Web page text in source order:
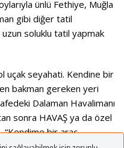
ünlü Fethiye, Muğla
gibi diğer tatil
soluklu tatil yapmak
uçak seyahati. Kendine bir
bakman gereken yeri
Dalaman Havalimanı
sonra HAVAŞ ya da özel
“Kendime bir araç